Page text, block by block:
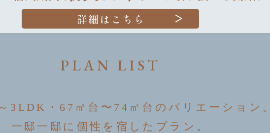
PLAN LIST
3LDK・67㎡台〜74㎡台のバリエーション。
一邸一邸に個性を宿したプラン。